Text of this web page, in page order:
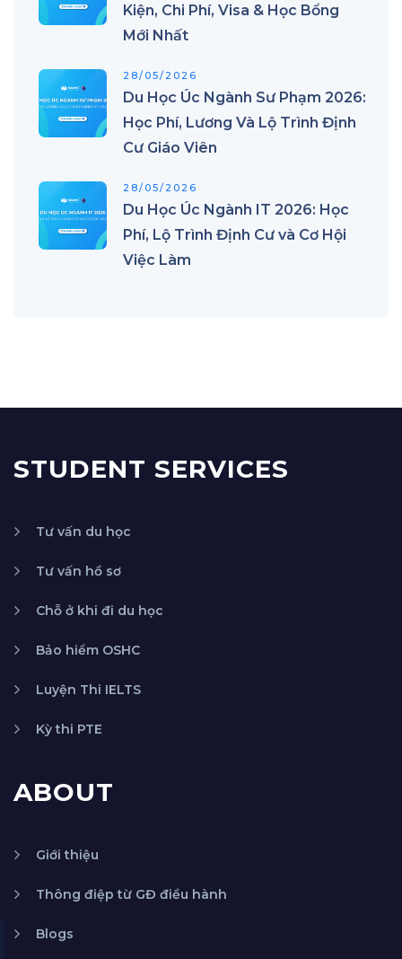
Kiện, Chi Phí, Visa & Học Bổng
Mới Nhất
28/05/2026
Du Học Úc Ngành Sư Phạm 2026:
Học Phí, Lương Và Lộ Trình Định
Cư Giáo Viên
28/05/2026
Du Học Úc Ngành IT 2026: Học
Phí, Lộ Trình Định Cư và Cơ Hội
Việc Làm
STUDENT SERVICES
Tư vấn du học
Tư vấn hồ sơ
Chỗ ở khi đi du học
Bảo hiểm OSHC
Luyện Thi IELTS
Kỳ thi PTE
ABOUT
Giới thiệu
Thông điệp từ GĐ điều hành
Blogs